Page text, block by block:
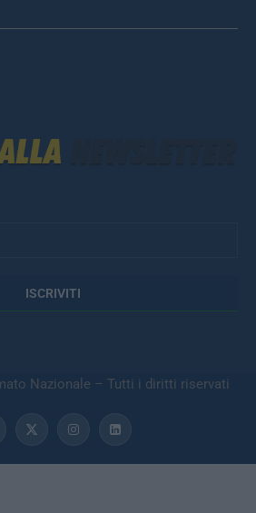
Nazionale – Tutti i diritti riservati